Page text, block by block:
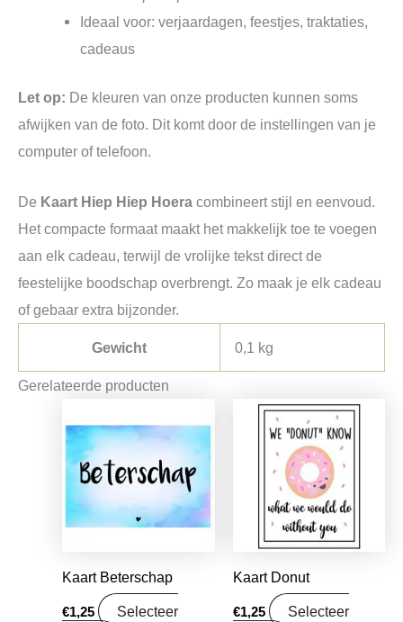
Ideaal voor: verjaardagen, feestjes, traktaties,
cadeaus
Let op: De kleuren van onze producten kunnen soms
afwijken van de foto. Dit komt door de instellingen van je
computer of telefoon.
De Kaart Hiep Hiep Hoera combineert stijl en eenvoud.
Het compacte formaat maakt het makkelijk toe te voegen
aan elk cadeau, terwijl de vrolijke tekst direct de
feestelijke boodschap overbrengt. Zo maak je elk cadeau
of gebaar extra bijzonder.
Gewicht 0,1 kg
Gerelateerde producten
Kaart Beterschap
€1,25
Selecteer
Kaart Donut
€1,25
Selecteer